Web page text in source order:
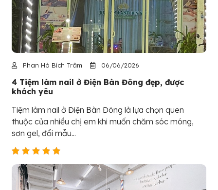
Phan Hà Bích Trâm 06/06/2026
4 Tiệm làm nail ở Điện Bàn Đông đẹp, được
khách yêu
Tiệm làm nail ở Điện Bàn Đông là lựa chọn quen
thuộc của nhiều chị em khi muốn chăm sóc móng,
sơn gel, đổi mẫu...